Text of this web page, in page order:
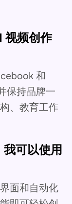
视频创作
和
保持品牌一
、教育工作
可以使用
面和自动化